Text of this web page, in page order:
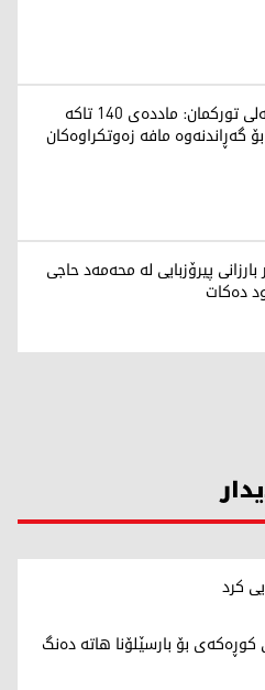
پارتی گەلی تورکمان: ماددەی 140 تاکە
گەڕاندنەوە مافە زەوتکراوەکان
پیرۆزبایی لە محەمەد حاجی
دەکات
کرد
بۆ بارسێلۆنا هاتە دەنگ